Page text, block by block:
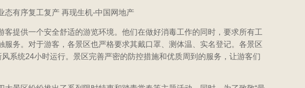
提供一个安全舒适的游览环境。他们在做好消毒工作的同时，要求所有工
务。对于游客，各景区也严格要求其戴口罩、测体温、实名登记。各景区
系统24小时运行。景区完善严密的防控措施和优质周到的服务，让游客们